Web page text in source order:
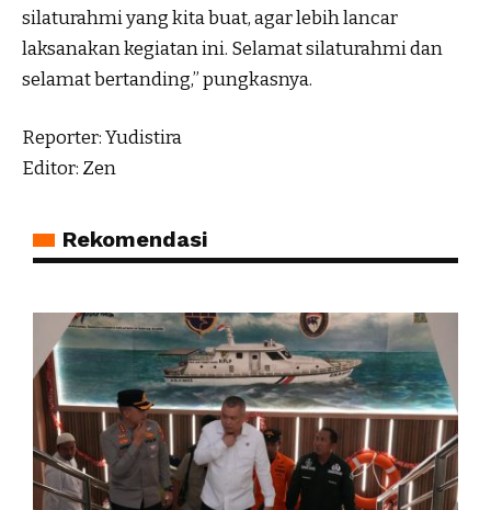
silaturahmi yang kita buat, agar lebih lancar
laksanakan kegiatan ini. Selamat silaturahmi dan
selamat bertanding,” pungkasnya.
Reporter: Yudistira
Editor: Zen
Rekomendasi